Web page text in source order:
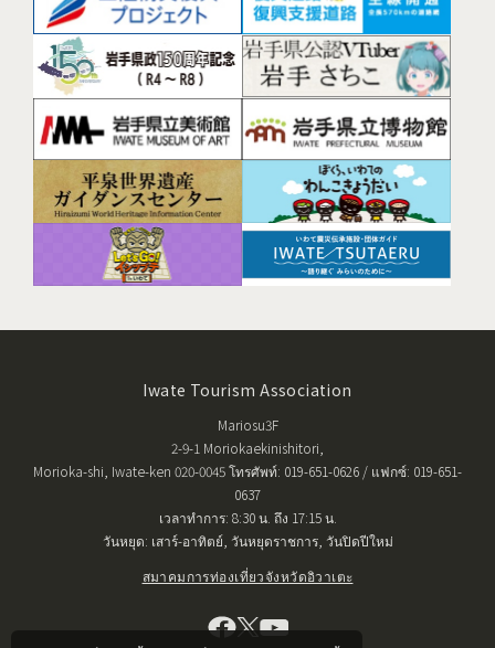
Iwate Tourism Association
Mariosu3F
2-9-1 Moriokaekinishitori,
Morioka-shi, Iwate-ken 020-0045 โทรศัพท์: 019-651-0626 / แฟกซ์: 019-651-
0637
เวลาทำการ: 8:30 น. ถึง 17:15 น.
วันหยุด: เสาร์-อาทิตย์, วันหยุดราชการ, วันปิดปีใหม่
สมาคมการท่องเที่ยวจังหวัดอิวาเตะ